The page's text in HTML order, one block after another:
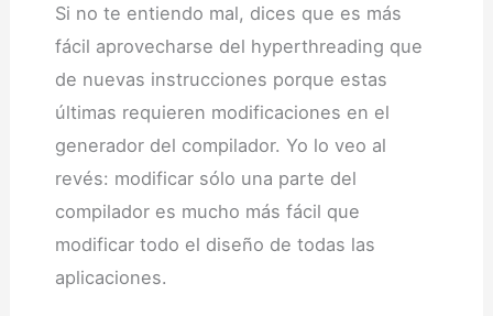
Si no te entiendo mal, dices que es más
fácil aprovecharse del hyperthreading que
de nuevas instrucciones porque estas
últimas requieren modificaciones en el
generador del compilador. Yo lo veo al
revés: modificar sólo una parte del
compilador es mucho más fácil que
modificar todo el diseño de todas las
aplicaciones.